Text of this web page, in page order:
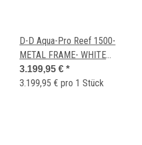
D-D Aqua-Pro Reef 1500-
METAL FRAME- WHITE
GLOSS
3.199,95 € *
3.199,95 € pro 1 Stück